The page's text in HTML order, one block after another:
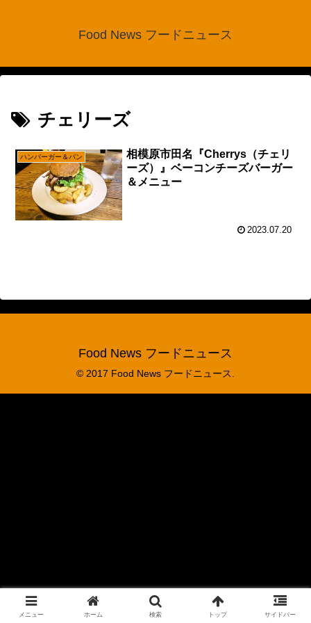
Food News フードニュース
チェリーズ
ハンバーガー＆パン
相模原市田名『Cherrys（チェリ
ーズ）』ベーコンチーズバーガー
＆メニュー
2023.07.20
Food News フードニュース
© 2017 Food News フードニュース.
メニュー ホーム 検索 トップ サイドバー